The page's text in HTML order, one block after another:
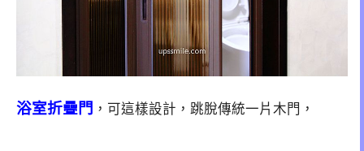
浴室折疊門 ，可這樣設計，跳脫傳統一片木門，